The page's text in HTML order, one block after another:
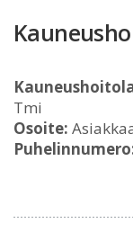
Tmi
Osoite: